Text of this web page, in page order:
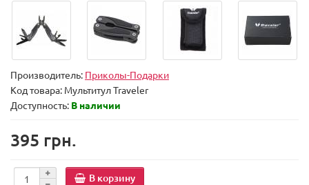
Производитель: Приколы-Подарки
Код товара: Мультитул Traveler
Доступность: В наличии
395 грн.
В корзину